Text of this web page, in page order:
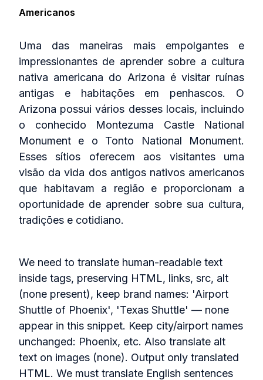
Americanos
Uma das maneiras mais empolgantes e
impressionantes de aprender sobre a cultura
nativa americana do Arizona é visitar ruínas
antigas e habitações em penhascos. O
Arizona possui vários desses locais, incluindo
o conhecido Montezuma Castle National
Monument e o Tonto National Monument.
Esses sítios oferecem aos visitantes uma
visão da vida dos antigos nativos americanos
que habitavam a região e proporcionam a
oportunidade de aprender sobre sua cultura,
tradições e cotidiano.
We need to translate human-readable text
inside tags, preserving HTML, links, src, alt
(none present), keep brand names: 'Airport
Shuttle of Phoenix', 'Texas Shuttle' — none
appear in this snippet. Keep city/airport names
unchanged: Phoenix, etc. Also translate alt
text on images (none). Output only translated
HTML. We must translate English sentences